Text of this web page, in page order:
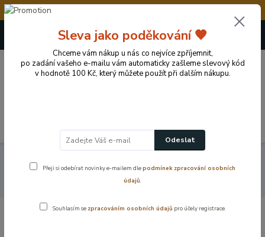
💥Vážení zákazníci, v době od 8.8. - 15.8.2026
+420 724 722 973
(Po-Pá, 09-17 hod.)
0 Kč
Dávkovače mýdla a mýdelníky
Držák kelímku, bílý WHITE LINE –
Sleva jako poděkování 🧡
Chceme vám nákup u nás co nejvíce zpříjemnit,
po zadání vašeho e-mailu vám automaticky zašleme slevový kód
v hodnotě 100 Kč, který můžete použít při dalším nákupu.
Odeslat
Přeji si odebírat novinky e-mailem dlepodmínek zpracování osobních
údajů.
Souhlasím se zpracováním osobních údajů pro účely registrace.